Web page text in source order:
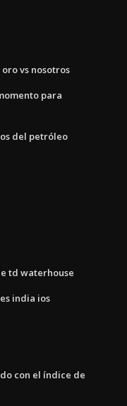
vs nosotros
para
del petróleo
td waterhouse
india ios
con el índice de